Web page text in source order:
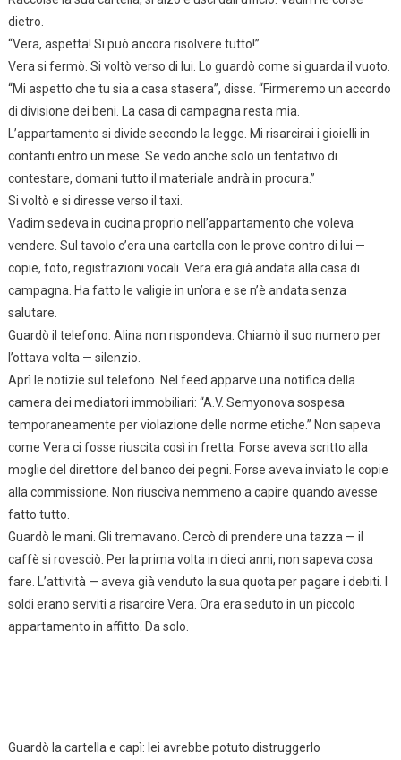
dietro.
“Vera, aspetta! Si può ancora risolvere tutto!”
Vera si fermò. Si voltò verso di lui. Lo guardò come si guarda il vuoto.
“Mi aspetto che tu sia a casa stasera”, disse. “Firmeremo un accordo
di divisione dei beni. La casa di campagna resta mia.
L’appartamento si divide secondo la legge. Mi risarcirai i gioielli in
contanti entro un mese. Se vedo anche solo un tentativo di
contestare, domani tutto il materiale andrà in procura.”
Si voltò e si diresse verso il taxi.
Vadim sedeva in cucina proprio nell’appartamento che voleva
vendere. Sul tavolo c’era una cartella con le prove contro di lui —
copie, foto, registrazioni vocali. Vera era già andata alla casa di
campagna. Ha fatto le valigie in un’ora e se n’è andata senza
salutare.
Guardò il telefono. Alina non rispondeva. Chiamò il suo numero per
l’ottava volta — silenzio.
Aprì le notizie sul telefono. Nel feed apparve una notifica della
camera dei mediatori immobiliari: “A.V. Semyonova sospesa
temporaneamente per violazione delle norme etiche.” Non sapeva
come Vera ci fosse riuscita così in fretta. Forse aveva scritto alla
moglie del direttore del banco dei pegni. Forse aveva inviato le copie
alla commissione. Non riusciva nemmeno a capire quando avesse
fatto tutto.
Guardò le mani. Gli tremavano. Cercò di prendere una tazza — il
caffè si rovesciò. Per la prima volta in dieci anni, non sapeva cosa
fare. L’attività — aveva già venduto la sua quota per pagare i debiti. I
soldi erano serviti a risarcire Vera. Ora era seduto in un piccolo
appartamento in affitto. Da solo.
Guardò la cartella e capì: lei avrebbe potuto distruggerlo